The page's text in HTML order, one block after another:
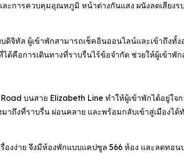
ะการควบคุมอุณหภูมิ หน้าต่างกันแสง ผนังลดเสียงร
จิทัล ผู้เข้าพักสามารถเช็คอินออนไลน์และเข้าถึงทั้
ด้คือการเดินทางที่ราบรื่นไร้ข้อจำกัด ช่วยให้ผู้เข้าพั
บนสาย Elizabeth Line ทำให้ผู้เข้าพักได้อยู่ใจ
าถึงที่ราบรื่น ผ่อนคลาย และพร้อมกลับเข้าสู่เมือง
องง่าย จึงมีห้องพักแบบแคปซูล 566 ห้อง และลดทอ